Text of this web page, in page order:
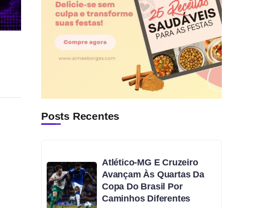
Posts Recentes
Atlético-MG E Cruzeiro
Avançam Às Quartas Da
Copa Do Brasil Por
Caminhos Diferentes